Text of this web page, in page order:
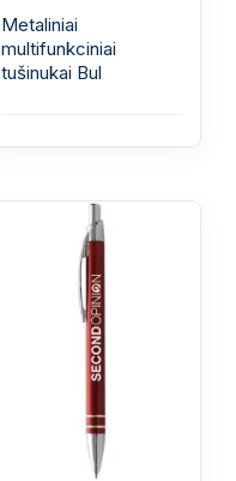
Metaliniai
multifunkciniai
tušinukai Bul